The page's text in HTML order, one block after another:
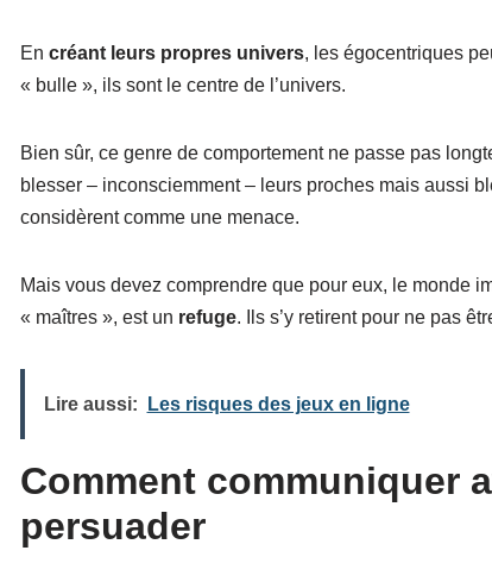
En créant leurs propres univers, les égocentriques
« bulle », ils sont le centre de l’univers.
Bien sûr, ce genre de comportement ne passe pas
blesser – inconsciemment – leurs proches mais aussi
considèrent comme une menace.
Mais vous devez comprendre que pour eux, le monde
« maîtres », est un refuge. Ils s’y retirent pour ne pas
Lire aussi: Les risques des jeux en ligne
Comment communiquer
persuader